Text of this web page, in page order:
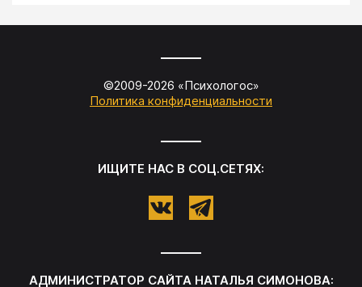
©2009-2026 «Психологос»
Политика конфиденциальности
ИЩИТЕ НАС В СОЦ.СЕТЯХ:
АДМИНИСТРАТОР САЙТА НАТАЛЬЯ СИМОНОВА: